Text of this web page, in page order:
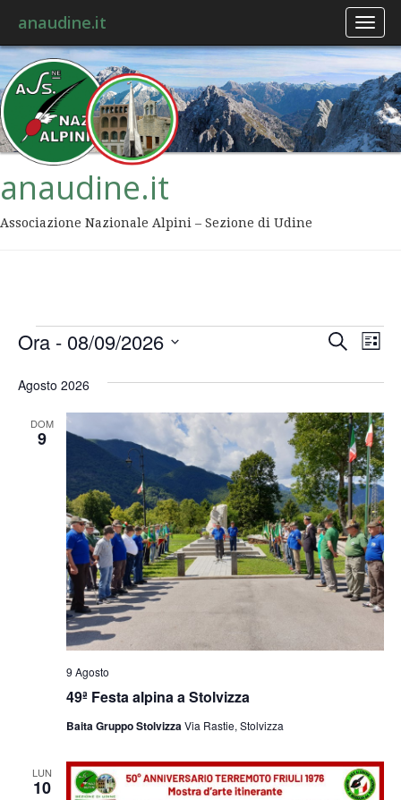
anaudine.it
anaudine.it
Associazione Nazionale Alpini – Sezione di Udine
viste
Cerca
Lista
Ora - 08/09/2026
la
Agosto 2026
DOM
9
49ª Festa alpina a Stolvizza
9 Agosto
Baita Gruppo StolvizzaVia Rastie, Stolvizza
LUN
10